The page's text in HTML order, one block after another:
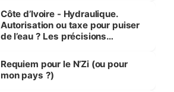
Côte d’Ivoire - Hydraulique.
Autorisation ou taxe pour puiser
de l’eau ? Les précisions
Requiem pour le N’Zi (ou pour
mon pays ?)